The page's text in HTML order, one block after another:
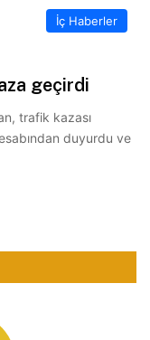
İç Haberler
geçirdi
trafik kazası
duyurdu ve